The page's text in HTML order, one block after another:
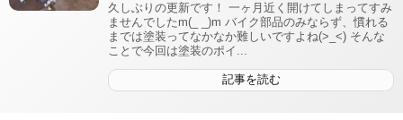
久しぶりの更新です！ 一ヶ月近く開けてしまってすみ
ませんでしたm(_ _)m バイク部品のみならず、慣れる
までは塗装ってなかなか難しいですよね(>_<) そんな
ことで今回は塗装のポイ...
記事を読む